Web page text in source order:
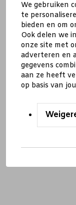
We gebruiken
te
bieden en om
Ook delen we
onze site met
adverteren en
gegevens
aan ze heeft
op basis van